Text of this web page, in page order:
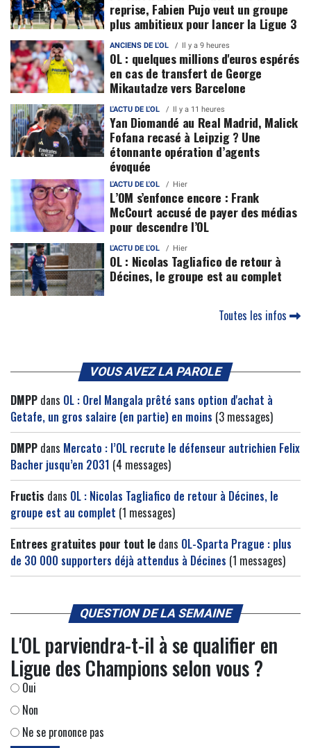
reprise, Fabien Pujo veut un groupe
plus ambitieux pour lancer la Ligue 3
ANCIENS DE L'OL Il y a 9 heures
OL : quelques millions d'euros espérés
en cas de transfert de George
Mikautadze vers Barcelone
L'ACTU DE L'OL Il y a 11 heures
Yan Diomandé au Real Madrid, Malick
Fofana recasé à Leipzig ? Une
étonnante opération d’agents
évoquée
L'ACTU DE L'OL Hier
L’OM s’enfonce encore : Frank
McCourt accusé de payer des médias
pour descendre l’OL
L'ACTU DE L'OL Hier
OL : Nicolas Tagliafico de retour à
Décines, le groupe est au complet
Toutes les infos
VOUS AVEZ LA PAROLE
DMPP dans OL : Orel Mangala prêté sans option d'achat à
Getafe, un gros salaire (en partie) en moins (3 messages)
DMPP dans Mercato : l’OL recrute le défenseur autrichien Felix
Bacher jusqu’en 2031 (4 messages)
Fructis dans OL : Nicolas Tagliafico de retour à Décines, le
groupe est au complet (1 messages)
Entrees gratuites pour tout le dans OL-Sparta Prague : plus
de 30 000 supporters déjà attendus à Décines (1 messages)
QUESTION DE LA SEMAINE
L'OL parviendra-t-il à se qualifier en
Ligue des Champions selon vous ?
Oui
Non
Ne se prononce pas